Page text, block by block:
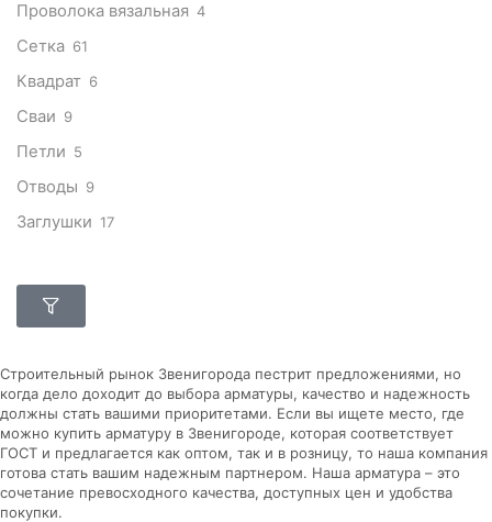
Проволока вязальная 4
Сетка 61
Квадрат 6
Сваи 9
Петли 5
Отводы 9
Заглушки 17
Строительный рынок Звенигорода пестрит предложениями, но
когда дело доходит до выбора арматуры, качество и надежность
должны стать вашими приоритетами. Если вы ищете место, где
можно купить арматуру в Звенигороде, которая соответствует
ГОСТ и предлагается как оптом, так и в розницу, то наша компания
готова стать вашим надежным партнером. Наша арматура – это
сочетание превосходного качества, доступных цен и удобства
покупки.